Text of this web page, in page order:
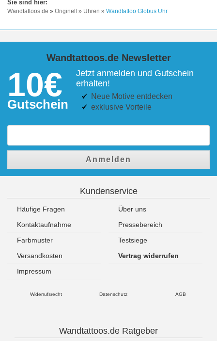
Wandtattoos.de » Originell » Uhren » Wandtattoo Globus Uhr
Wandtattoos.de Newsletter
10€
Gutschein
Jetzt anmelden und Gutschein
erhalten!
Neue Motive entdecken
exklusive Vorteile
Anmelden
Kundenservice
Häufige Fragen
Über uns
Kontaktaufnahme
Pressebereich
Farbmuster
Testsiege
Versandkosten
Vertrag widerrufen
Impressum
Widerrufsrecht Datenschutz AGB
Wandtattoos.de Ratgeber